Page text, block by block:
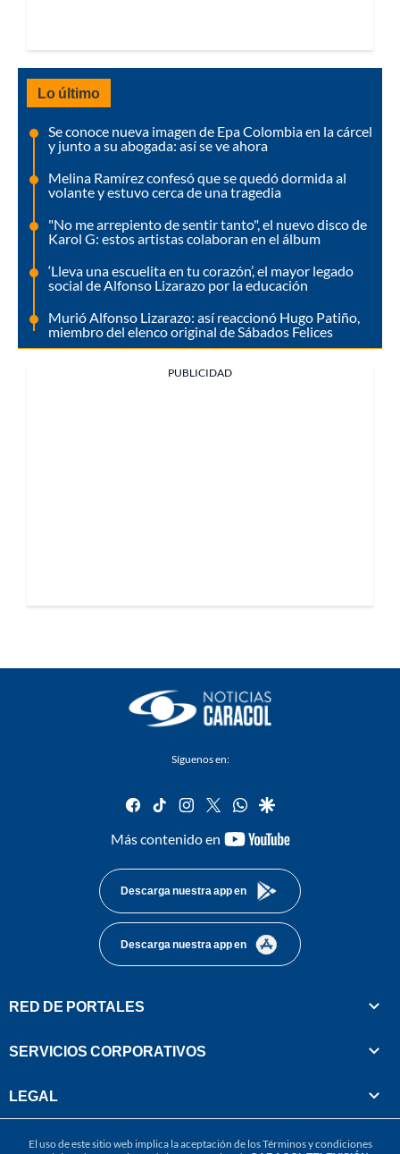
Lo último
Se conoce nueva imagen de Epa Colombia en la cárcel
y junto a su abogada: así se ve ahora
Melina Ramírez confesó que se quedó dormida al
volante y estuvo cerca de una tragedia
"No me arrepiento de sentir tanto", el nuevo disco de
Karol G: estos artistas colaboran en el álbum
‘Lleva una escuelita en tu corazón’, el mayor legado
social de Alfonso Lizarazo por la educación
Murió Alfonso Lizarazo: así reaccionó Hugo Patiño,
miembro del elenco original de Sábados Felices
PUBLICIDAD
Síguenos en:
facebook
tiktok instagram
twitterwhatsapp
google
Más contenido en
youtube-
Descarga nuestra app en
Descarga nuestra app en
RED DE PORTALES
SERVICIOS CORPORATIVOS
LEGAL
El uso de este sitio web implica la aceptación de losTérminos y condiciones